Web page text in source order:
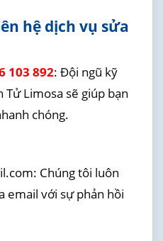
hệ dịch vụ sửa
103 892: Đội ngũ kỹ
Limosa sẽ giúp bạn
chóng.
Chúng tôi luôn
email với sự phản hồi